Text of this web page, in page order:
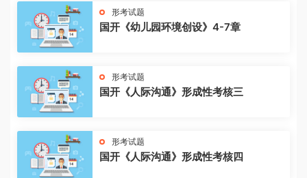
形考试题
国开《幼儿园环境创设》4-7章
形考试题
国开《人际沟通》形成性考核三
形考试题
国开《人际沟通》形成性考核四